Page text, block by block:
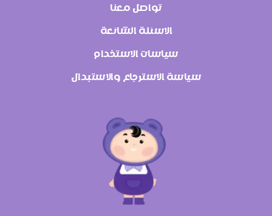
تواصل معنا
الاسئلة الشائعة
سياسات الاستخدام
سياسة الاسترجاع والاستبدال